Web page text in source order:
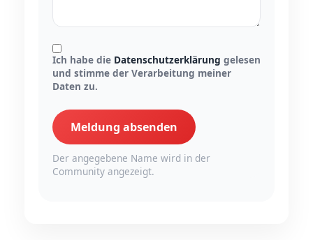
Ich habe die Datenschutzerklärung gelesen
und stimme der Verarbeitung meiner
Daten zu.
Meldung absenden
Der angegebene Name wird in der
Community angezeigt.